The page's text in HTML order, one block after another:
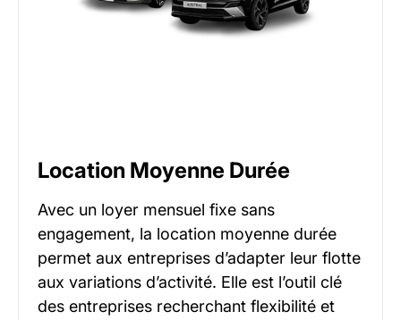
Location Moyenne Durée
Avec un loyer mensuel fixe sans
engagement, la location moyenne durée
permet aux entreprises d’adapter leur flotte
aux variations d’activité. Elle est l’outil clé
des entreprises recherchant flexibilité et